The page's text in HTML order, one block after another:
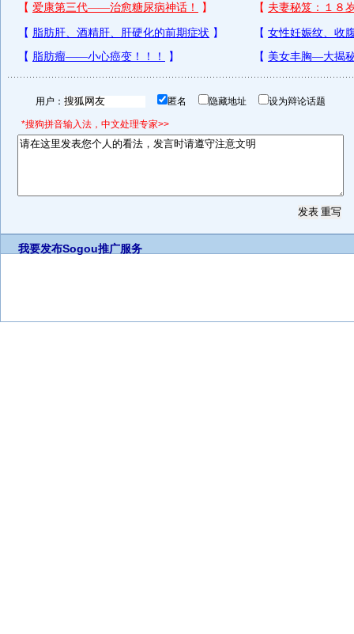
用户： 匿名 隐藏地址 设为辩论话题
*搜狗拼音输入法，中文处理专家>>
我要发布Sogou推广服务